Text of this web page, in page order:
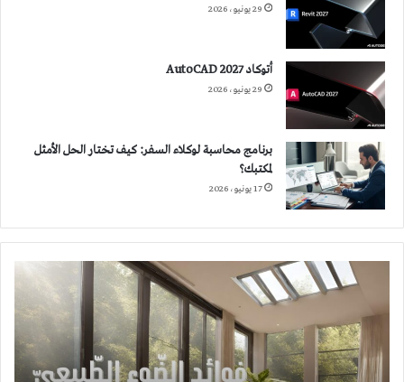
29 يونيو، 2026
أتوكاد 2027 AutoCAD
29 يونيو، 2026
برنامج محاسبة لوكلاء السفر: كيف تختار الحل الأمثل
لمكتبك؟
17 يونيو، 2026
المتعددة
الأوجه